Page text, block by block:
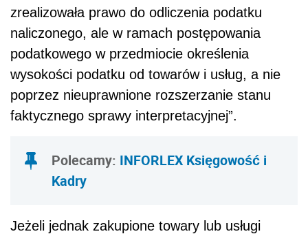
zrealizowała prawo do odliczenia podatku
naliczonego, ale w ramach postępowania
podatkowego w przedmiocie określenia
wysokości podatku od towarów i usług, a nie
poprzez nieuprawnione rozszerzanie stanu
faktycznego sprawy interpretacyjnej”.
Polecamy: INFORLEX Księgowość i
Kadry
Jeżeli jednak zakupione towary lub usługi